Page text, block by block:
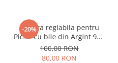
-20%
Bratara reglabila pentru
Picior cu bile din Argint 925
si margele Miyuki verzi
100,00 RON
80,00 RON